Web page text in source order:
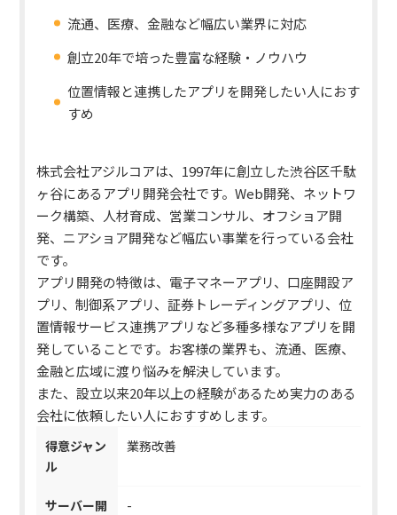
流通、医療、金融など幅広い業界に対応
創立20年で培った豊富な経験・ノウハウ
位置情報と連携したアプリを開発したい人におす
すめ
株式会社アジルコアは、1997年に創立した渋谷区千駄
ヶ谷にあるアプリ開発会社です。Web開発、ネットワ
ーク構築、人材育成、営業コンサル、オフショア開
発、ニアショア開発など幅広い事業を行っている会社
です。
アプリ開発の特徴は、電子マネーアプリ、口座開設ア
プリ、制御系アプリ、証券トレーディングアプリ、位
置情報サービス連携アプリなど多種多様なアプリを開
発していることです。 お客様の業界も、流通、医療、
金融と広域に渡り悩みを解決しています。
また、設立以来20年以上の経験があるため実力のある
会社に依頼したい人におすすめします。
得意ジャン
ル
業務改善
サーバー開
-